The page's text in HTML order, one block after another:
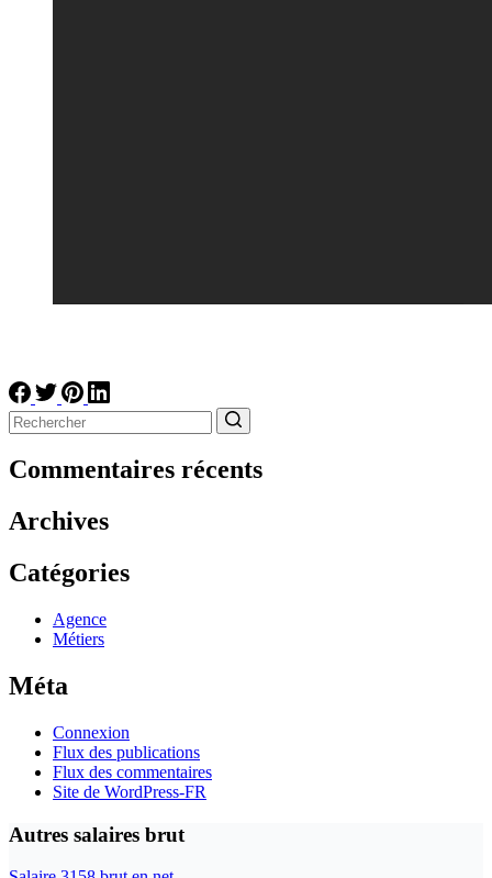
résultat
Commentaires récents
Archives
Catégories
Agence
Métiers
Méta
Connexion
Flux des publications
Flux des commentaires
Site de WordPress-FR
Autres salaires brut